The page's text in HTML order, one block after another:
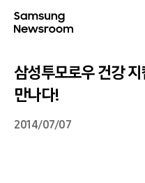
삼성투모로우 건강
만나다!
2014/07/07